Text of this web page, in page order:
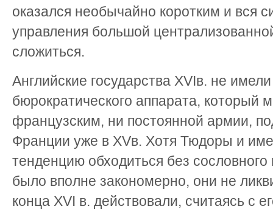
оказался необычайно коротким и вся
управления большой
сложиться.
Английские государства XVIв. не
бюрократического аппарата, который
французским, ни постоянной армии,
Франции уже в XVв. Хотя Тюдоры и
тенденцию обходиться без сословного
было вполне закономерно, они не
конца XVI в. действовали, считаясь с